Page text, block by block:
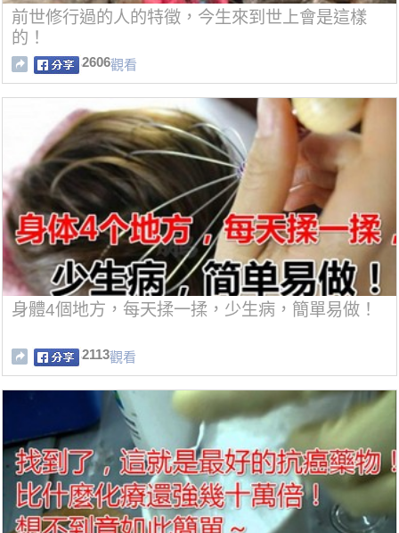
前世修行過的人的特徵，今生來到世上會是這樣
的！
2606觀看
身體4個地方，每天揉一揉，少生病，簡單易做！
2113觀看